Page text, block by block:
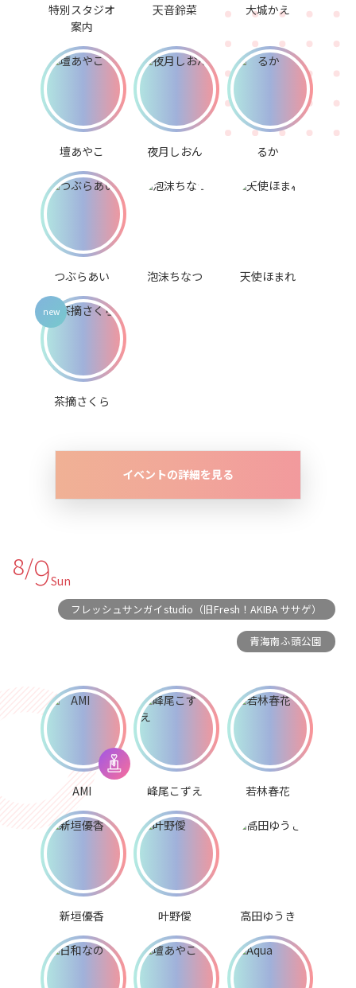
特別スタジオ
案内
天音鈴菜 大城かえ
壇あやこ 夜月しおん るか
つぶらあい 泡沫ちなつ 天使ほまれ
茶摘さくら
イベントの詳細を見る
8/9Sun
フレッシュサンガイstudio（旧Fresh！AKIBA ササゲ）
青海南ふ頭公園
AMI 峰尾こずえ 若林春花
新垣優香 叶野僾 高田ゆうき